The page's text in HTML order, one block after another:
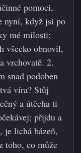
pomoci,
nyní, když jsi po
mé milosti;
všecko obnovil,
vrchovatě. 2.
snad podoben
víra? Stůj
a útěcha ti
přijdu a
je lichá bázeň,
toho, co může